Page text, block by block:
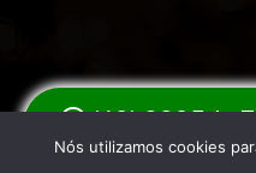
(62) 99254-
Nós utilizamos cookies